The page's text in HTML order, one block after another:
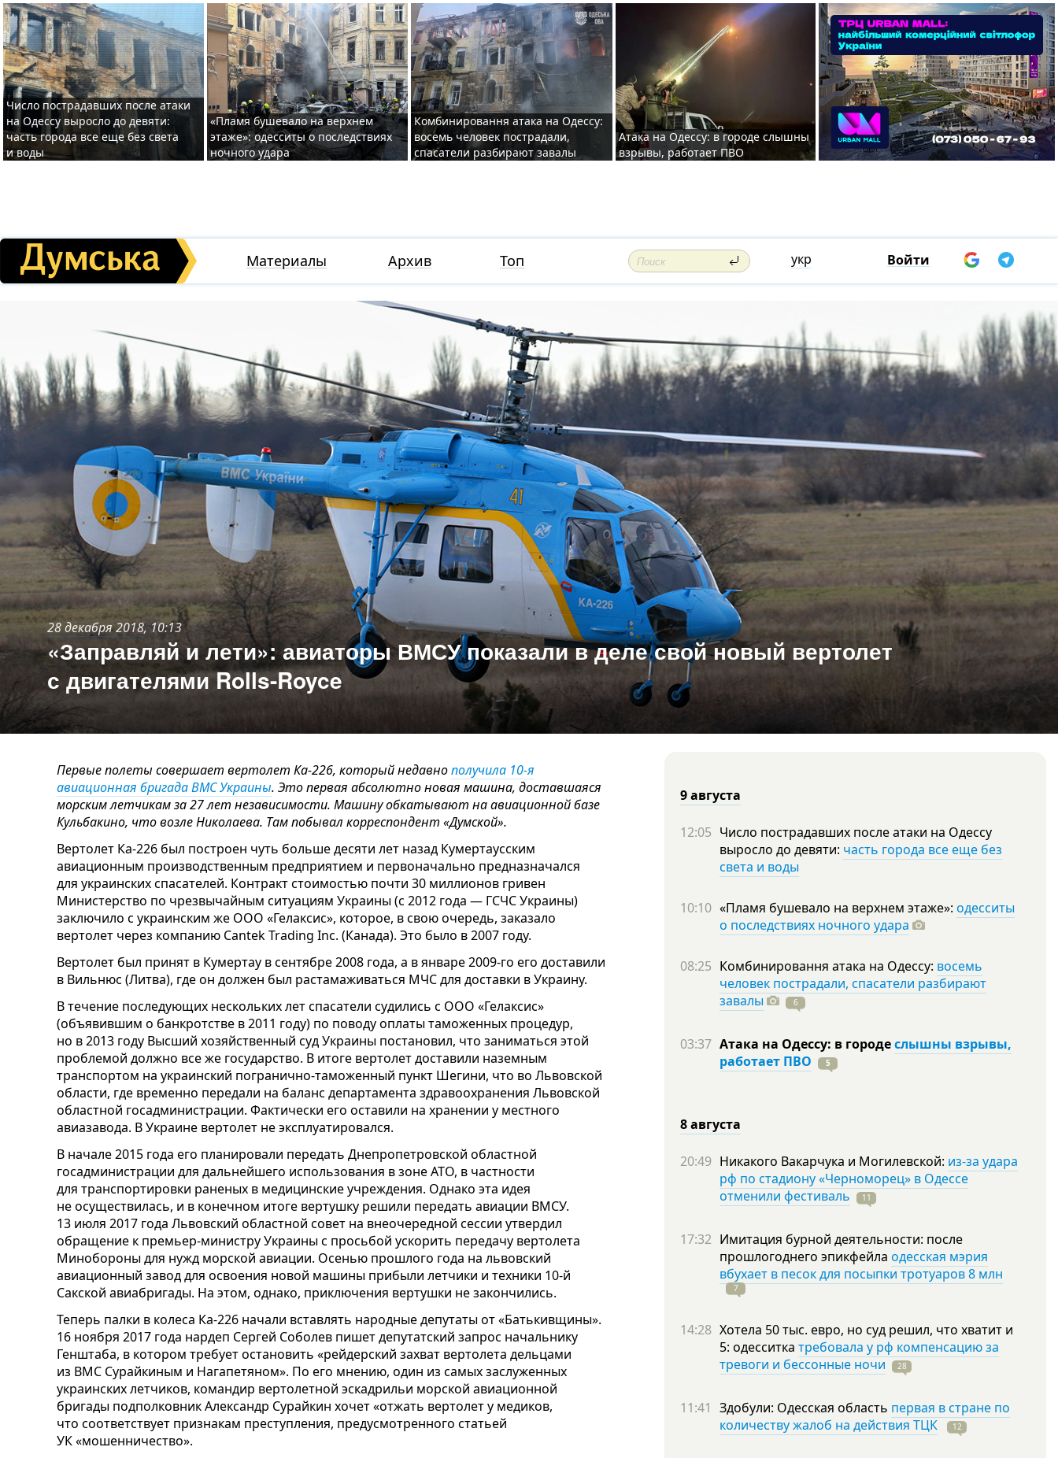
Число пострадавших после атаки
на Одессу выросло до девяти:
часть города все еще без света
и воды
«Пламя бушевало на верхнем
этаже»: одесситы о последствиях
ночного удара
Комбинировання атака на Одессу:
восемь человек пострадали,
спасатели разбирают завалы
Атака на Одессу: в городе слышны
взрывы, работает ПВО
Материалы Архив Топ укр Войти
28 декабря 2018, 10:13
«Заправляй и лети»: авиаторы ВМСУ показали в деле свой новый вертолет
с двигателями Rolls-Royce
Первые полеты совершает вертолет Ка-226, который недавнополучила 10-я
авиационная бригада ВМС Украины. Это первая абсолютно новая машина, доставшаяся
морским летчикам за 27 лет независимости. Машину обкатывают на авиационной базе
Кульбакино, что возле Николаева. Там побывал корреспондент «Думской».
Вертолет Ка-226 был построен чуть больше десяти лет назад Кумертаусским
авиационным производственным предприятием и первоначально предназначался
для украинских спасателей. Контракт стоимостью почти 30 миллионов гривен
Министерство по чрезвычайным ситуациям Украины (с 2012 года — ГСЧС Украины)
заключило с украинским же ООО «Гелаксис», которое, в свою очередь, заказало
вертолет через компанию Cantek Trading Inc. (Канада). Это было в 2007 году.
Вертолет был принят в Кумертау в сентябре 2008 года, а в январе 2009-го его доставили
в Вильнюс (Литва), где он должен был растамаживаться МЧС для доставки в Украину.
В течение последующих нескольких лет спасатели судились с ООО «Гелаксис»
(объявившим о банкротстве в 2011 году) по поводу оплаты таможенных процедур,
но в 2013 году Высший хозяйственный суд Украины постановил, что заниматься этой
проблемой должно все же государство. В итоге вертолет доставили наземным
транспортом на украинский погранично-таможенный пункт Шегини, что во Львовской
области, где временно передали на баланс департамента здравоохранения Львовской
областной госадминистрации. Фактически его оставили на хранении у местного
авиазавода. В Украине вертолет не эксплуатировался.
В начале 2015 года его планировали передать Днепропетровской областной
госадминистрации для дальнейшего использования в зоне АТО, в частности
для транспортировки раненых в медицинские учреждения. Однако эта идея
не осуществилась, и в конечном итоге вертушку решили передать авиации ВМСУ.
13 июля 2017 года Львовский областной совет на внеочередной сессии утвердил
обращение к премьер-министру Украины с просьбой ускорить передачу вертолета
Минобороны для нужд морской авиации. Осенью прошлого года на львовский
авиационный завод для освоения новой машины прибыли летчики и техники 10-й
Сакской авиабригады. На этом, однако, приключения вертушки не закончились.
Теперь палки в колеса Ка-226 начали вставлять народные депутаты от «Батькивщины».
16 ноября 2017 года нардеп Сергей Соболев пишет депутатский запрос начальнику
Генштаба, в котором требует остановить «рейдерский захват вертолета дельцами
из ВМС Сурайкиным и Нагапетяном». По его мнению, один из самых заслуженных
украинских летчиков, командир вертолетной эскадрильи морской авиационной
бригады подполковник Александр Сурайкин хочет «отжать вертолет у медиков,
что соответствует признакам преступления, предусмотренного статьей
УК «мошенничество».
9 августа
12:05 Число пострадавших после атаки на Одессу
выросло до девяти: часть города все еще без
света и воды
10:10 «Пламя бушевало на верхнем этаже»: одесситы
о последствиях ночного удара
08:25 Комбинировання атака на Одессу: восемь
человек пострадали, спасатели разбирают
завалы
6
03:37 Атака на Одессу: в городеслышны взрывы,
работает ПВО
5
8 августа
20:49 Никакого Вакарчука и Могилевской: из-за удара
рф по стадиону «Черноморец» в Одессе
отменили фестиваль
11
17:32 Имитация бурной деятельности: после
прошлогоднего эпикфейла одесская мэрия
вбухает в песок для посыпки тротуаров 8 млн
7
14:28 Хотела 50 тыс. евро, но суд решил, что хватит и
5: одесситка требовала у рф компенсацию за
тревоги и бессонные ночи
28
11:41 Здобули: Одесская область первая в стране по
количеству жалоб на действия ТЦК
12